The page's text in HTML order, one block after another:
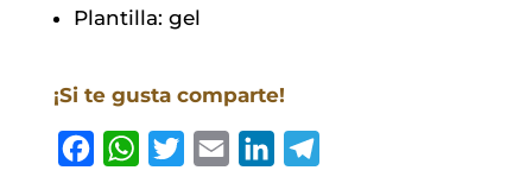
Plantilla: gel
¡Si te gusta comparte!
W